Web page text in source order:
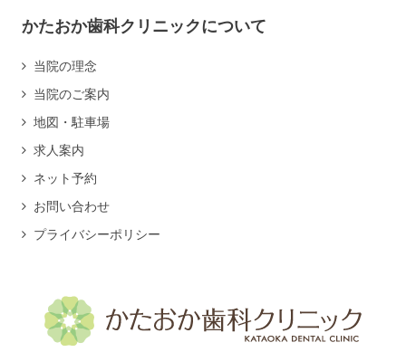
かたおか歯科クリニックについて
当院の理念
当院のご案内
地図・駐車場
求人案内
ネット予約
お問い合わせ
プライバシーポリシー